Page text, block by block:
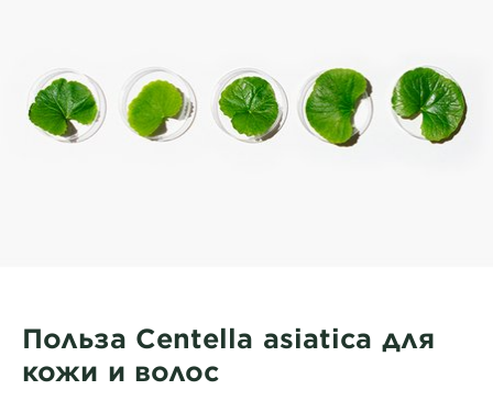
Польза Centella asiatica для
кожи и волос